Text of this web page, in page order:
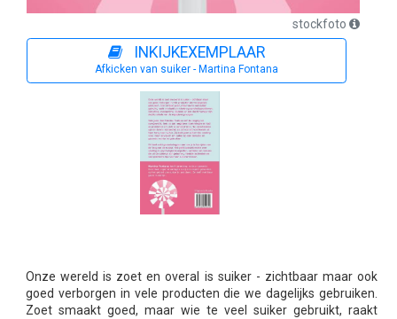
stockfoto
INKIJKEXEMPLAAR
Afkicken van suiker - Martina Fontana
Onze wereld is zoet en overal is suiker - zichtbaar maar ook
goed verborgen in vele producten die we dagelijks gebruiken.
Zoet smaakt goed, maar wie te veel suiker gebruikt, raakt